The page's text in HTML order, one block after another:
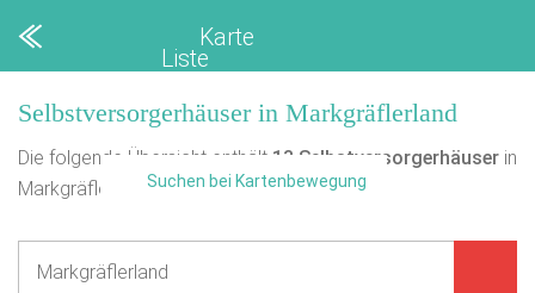
Karte
Liste
Selbstversorgerhäuser in Markgräflerland
Die folgende Übersicht enthält 13 Selbstversorgerhäuser in
Markgräflerland.Suchen bei Kartenbewegung